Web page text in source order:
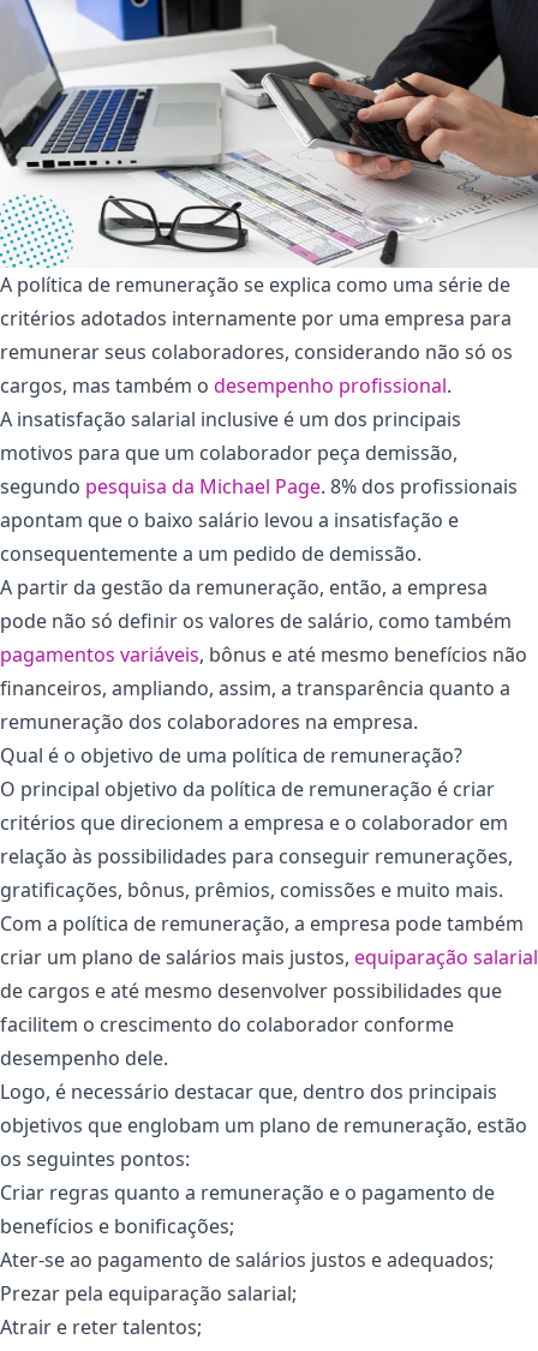
A política de remuneração se explica como uma série de
critérios adotados internamente por uma empresa para
remunerar seus colaboradores, considerando não só os
cargos, mas também o desempenho profissional.
A insatisfação salarial inclusive é um dos principais
motivos para que um colaborador peça demissão,
segundo pesquisa da Michael Page. 8% dos profissionais
apontam que o baixo salário levou a insatisfação e
consequentemente a um pedido de demissão.
A partir da gestão da remuneração, então, a empresa
pode não só definir os valores de salário, como também
pagamentos variáveis, bônus e até mesmo benefícios não
financeiros, ampliando, assim, a transparência quanto a
remuneração dos colaboradores na empresa.
Qual é o objetivo de uma política de remuneração?
O principal objetivo da política de remuneração é criar
critérios que direcionem a empresa e o colaborador em
relação às possibilidades para conseguir remunerações,
gratificações, bônus, prêmios, comissões e muito mais.
Com a política de remuneração, a empresa pode também
criar um plano de salários mais justos, equiparação salarial
de cargos e até mesmo desenvolver possibilidades que
facilitem o crescimento do colaborador conforme
desempenho dele.
Logo, é necessário destacar que, dentro dos principais
objetivos que englobam um plano de remuneração, estão
os seguintes pontos:
Criar regras quanto a remuneração e o pagamento de
benefícios e bonificações;
Ater-se ao pagamento de salários justos e adequados;
Prezar pela equiparação salarial;
Atrair e reter talentos;